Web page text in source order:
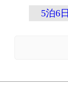
5泊6日